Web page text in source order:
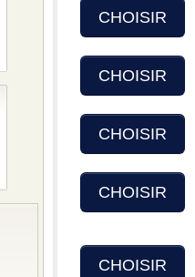
CHOISIR
CHOISIR
CHOISIR
CHOISIR
CHOISIR